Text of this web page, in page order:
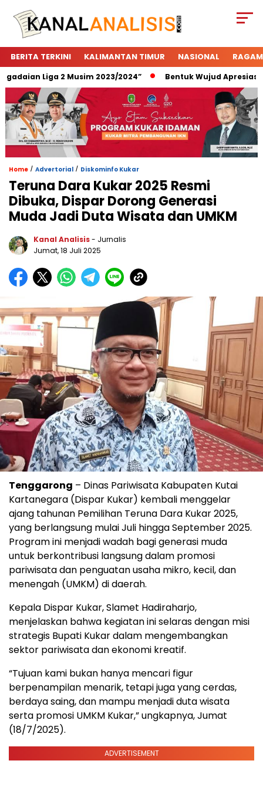
BERITA TERKINI KALIMANTAN TIMUR NASIONAL RAGAM
Liga 2 Musim 2023/2024” Bentuk Wujud Apresiasi
Home / Advertorial / Diskominfo Kukar
Teruna Dara Kukar 2025 Resmi
Dibuka, Dispar Dorong Generasi
Muda Jadi Duta Wisata dan UMKM
Kanal Analisis- Jurnalis
Jumat, 18 Juli 2025
Tenggarong – Dinas Pariwisata Kabupaten Kutai
Kartanegara (Dispar Kukar) kembali menggelar
ajang tahunan Pemilihan Teruna Dara Kukar 2025,
yang berlangsung mulai Juli hingga September 2025.
Program ini menjadi wadah bagi generasi muda
untuk berkontribusi langsung dalam promosi
pariwisata dan penguatan usaha mikro, kecil, dan
menengah (UMKM) di daerah.
Kepala Dispar Kukar, Slamet Hadiraharjo,
menjelaskan bahwa kegiatan ini selaras dengan misi
strategis Bupati Kukar dalam mengembangkan
sektor pariwisata dan ekonomi kreatif.
“Tujuan kami bukan hanya mencari figur
berpenampilan menarik, tetapi juga yang cerdas,
berdaya saing, dan mampu menjadi duta wisata
serta promosi UMKM Kukar,” ungkapnya, Jumat
(18/7/2025).
ADVERTISEMENT